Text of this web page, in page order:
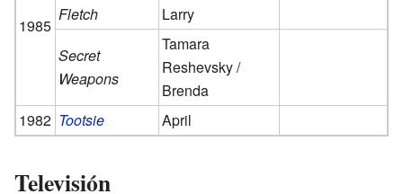
1985
Fletch
Larry
Secret
Weapons
Tamara
Reshevsky /
Brenda
1982 Tootsie April
Televisión